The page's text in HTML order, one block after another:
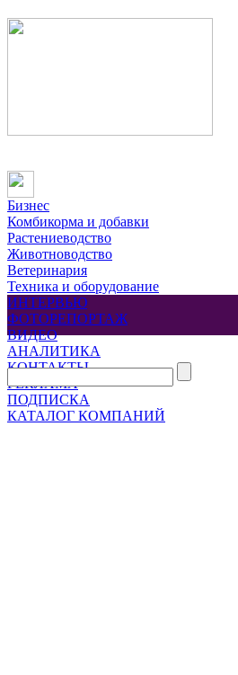
Бизнес
Комбикорма и добавки
Растениеводство
Животноводство
Ветеринария
Техника и оборудование
ИНТЕРВЬЮ
ФОТОРЕПОРТАЖ
ВИДЕО
АНАЛИТИКА
КОНТАКТЫ
РЕКЛАМА
ПОДПИСКА
КАТАЛОГ КОМПАНИЙ